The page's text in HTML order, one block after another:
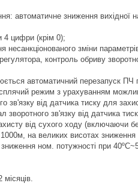
автоматичне зниження
4 цифри (крім 0);
несанкціонованого зміни
контроль обриву
автоматичний перезапуск ПЧ
режим з урахуванням
зв'язку від датчика тиску для
зворотного зв'язку від датчика
від сухого ходу (включаючи
на великих висотах
ном. потужності при
місяців.